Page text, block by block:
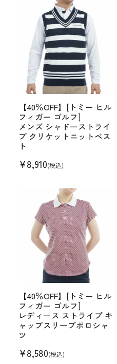
【40％OFF】[トミー ヒル
フィガー ゴルフ]
メンズ シャドーストライ
プ クリケットニットベス
ト
¥8,910(税込)
【40％OFF】[トミー ヒル
フィガー ゴルフ]
レディース ストライプ キ
ャップスリーブポロシャ
ツ
¥8,580(税込)